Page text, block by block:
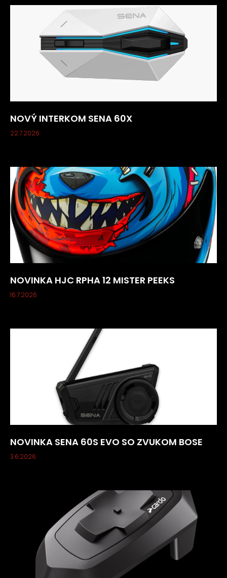
NOVÝ INTERKOM SENA 60X
22.7.2026
NOVINKA HJC RPHA 12 MISTER PEEKS
16.7.2026
NOVINKA SENA 60S EVO SO ZVUKOM BOSE
3.6.2026